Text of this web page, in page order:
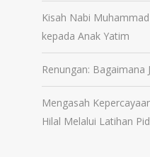
Kisah Nabi
kepada Anak Yatim
Renungan: Bagaimana
Mengasah
Hilal Melalui Latihan